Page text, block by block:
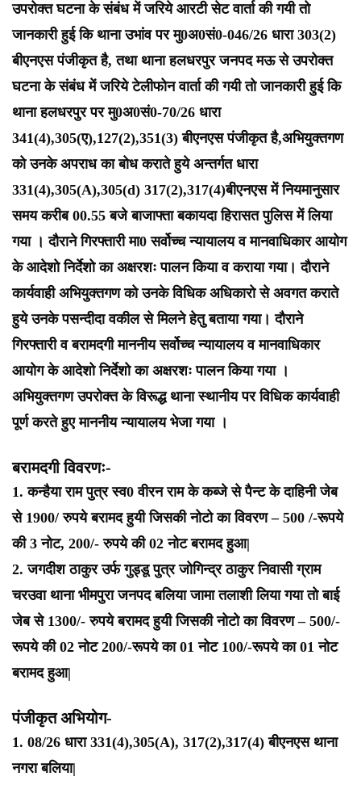
उपरोक्त घटना के संबंध में जरिये आरटी सेट वार्ता की गयी तो
जानकारी हुई कि थाना उभांव पर मु0अ0सं0-046/26 धारा 303(2)
बीएनएस पंजीकृत है, तथा थाना हलधरपुर जनपद मऊ से उपरोक्त
घटना के संबंध में जरिये टेलीफोन वार्ता की गयी तो जानकारी हुई कि
थाना हलधरपुर पर मु0अ0सं0-70/26 धारा
341(4),305(ए),127(2),351(3) बीएनएस पंजीकृत है,अभियुक्तगण
को उनके अपराध का बोध कराते हुये अन्तर्गत धारा
331(4),305(A),305(d) 317(2),317(4)बीएनएस में नियमानुसार
समय करीब 00.55 बजे बाजाफ्ता बकायदा हिरासत पुलिस में लिया
गया । दौराने गिरफ्तारी मा0 सर्वोच्च न्यायालय व मानवाधिकार आयोग
के आदेशो निर्देशो का अक्षरशः पालन किया व कराया गया। दौराने
कार्यवाही अभियुक्तगण को उनके विधिक अधिकारो से अवगत कराते
हुये उनके पसन्दीदा वकील से मिलने हेतु बताया गया। दौराने
गिरफ्तारी व बरामदगी माननीय सर्वोच्च न्यायालय व मानवाधिकार
आयोग के आदेशो निर्देशो का अक्षरशः पालन किया गया ।
अभियुक्तगण उपरोक्त के विरूद्ध थाना स्थानीय पर विधिक कार्यवाही
पूर्ण करते हुए माननीय न्यायालय भेजा गया ।
बरामदगी विवरणः-
1. कन्हैया राम पुत्र स्व0 वीरन राम के कब्जे से पैन्ट के दाहिनी जेब
से 1900/ रुपये बरामद हुयी जिसकी नोटो का विवरण – 500 /-रूपये
की 3 नोट, 200/- रुपये की 02 नोट बरामद हुआ|
2. जगदीश ठाकुर उर्फ गुड्डू पुत्र जोगिन्द्र ठाकुर निवासी ग्राम
चरउवा थाना भीमपुरा जनपद बलिया जामा तलाशी लिया गया तो बाई
जेब से 1300/- रुपये बरामद हुयी जिसकी नोटो का विवरण – 500/-
रूपये की 02 नोट 200/-रूपये का 01 नोट 100/-रूपये का 01 नोट
बरामद हुआ|
पंजीकृत अभियोग-
1. 08/26 धारा 331(4),305(A), 317(2),317(4) बीएनएस थाना
नगरा बलिया|